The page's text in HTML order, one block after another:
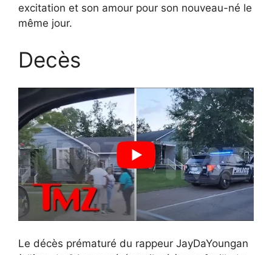
excitation et son amour pour son nouveau-né le
même jour.
Decès
Le décès prématuré du rappeur JayDaYoungan